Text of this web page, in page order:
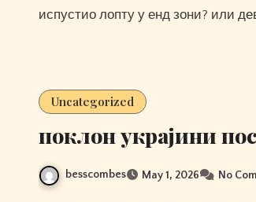
испустио лопту у енд зони? или
Uncategorized
поклон украјини
besscombes May 1, 2026 No